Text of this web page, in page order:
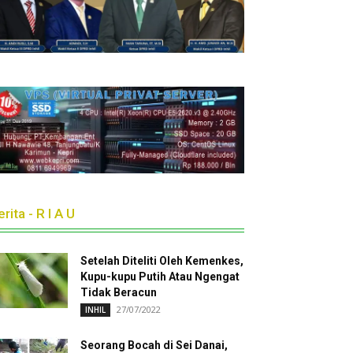
- R I A U
Setelah Diteliti Oleh Kemenkes,
Kupu-kupu Putih Atau Ngengat
Tidak Beracun
INHIL 27/07/2022
Seorang Bocah di Sei Danai,